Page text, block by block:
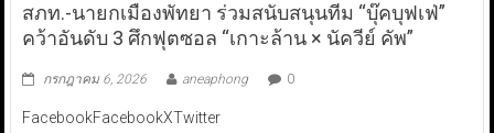
สภท.-นายกเมืองพัทยา ร่วมสนับสนุนทีม “บุ๊คบุฟเฟ่”
คว้าอันดับ 3 ศึกฟุตซอล “เกาะล้าน × นัควีย์ คัพ”
กรกฎาคม 6, 2026 aneaphong 0
FacebookFacebookXTwitter